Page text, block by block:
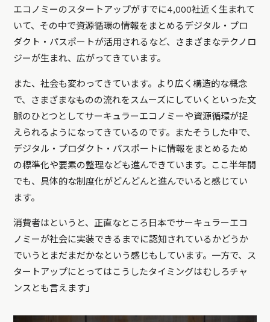
エコノミーのスタートアップがすでに4,000社近く生まれて
いて、その中で資源循環の情報をまとめるデジタル・プロ
ダクト・パスポートが活用されるなど、さまざまなテクノロ
ジーが生まれ、広がってきています。
また、社会も変わってきています。より広く構造的な概念
で、さまざまなものの流れをスムーズにしていくといった文
脈のひとつとしてサーキュラーエコノミーや資源循環が捉
えられるようになってきているのです。またそうした中で、
デジタル・プロダクト・パスポートに情報をまとめるため
の標準化や要素の整理なども進んできています。ここ半年間
でも、具体的な制度化がどんどんと進んでいると感じてい
ます。
消費者はというと、正直なところ日本でサーキュラーエコ
ノミーが社会に実装できるまでに認知されているかどうか
でいうとまだまだかなという感じもしています。一方で、ス
タートアップにとってはこうしたタイミングはむしろチャ
ンスとも言えます」